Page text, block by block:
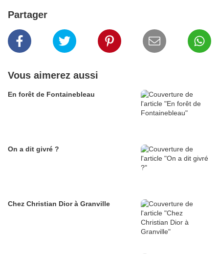
Partager
Vous aimerez aussi
En forêt de Fontainebleau
On a dit givré ?
Chez Christian Dior à Granville